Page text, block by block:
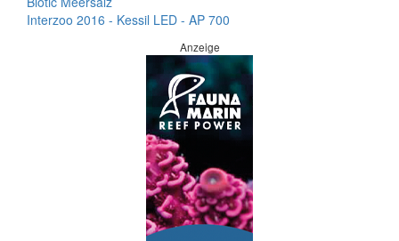
Interzoo 2016 - Kessil LED - AP 700
Anzeige